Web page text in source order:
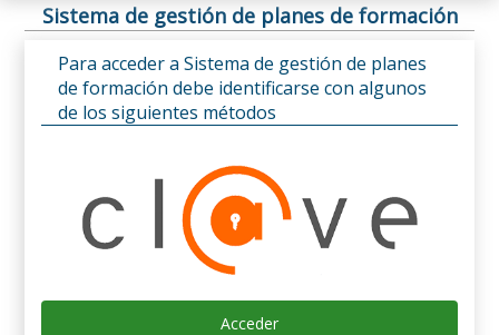
Sistema de gestión de planes de formación
Para acceder a Sistema de gestión de planes
de formación debe identificarse con algunos
de los siguientes métodos
Acceder